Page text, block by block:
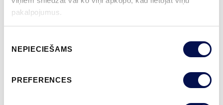
pakalpojumus.
izvēle
NEPIECIEŠAMS
PREFERENCES